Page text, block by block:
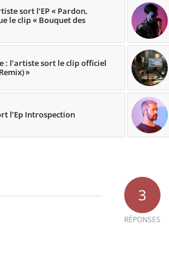
sort l’EP « Pardon,
le clip « Bouquet des
: l’artiste sort le clip officiel
»
l’Ep Introspection
3
RÉPONSES